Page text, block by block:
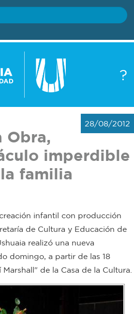
?
28/08/2012
Obra,
imperdible
familia
infantil con producción
de Cultura y Educación de
realizó una nueva
domingo, a partir de las 18
de la Casa de la Cultura.